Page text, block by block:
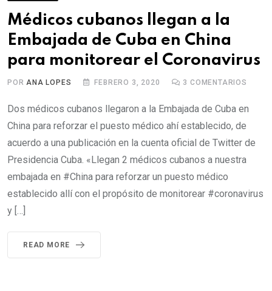
Médicos cubanos llegan a la
Embajada de Cuba en China
para monitorear el Coronavirus
PORANA LOPES FEBRERO 3, 2020 3 COMENTARIOS
Dos médicos cubanos llegaron a la Embajada de Cuba en
China para reforzar el puesto médico ahí establecido, de
acuerdo a una publicación en la cuenta oficial de Twitter de
Presidencia Cuba. «Llegan 2 médicos cubanos a nuestra
embajada en #China para reforzar un puesto médico
establecido allí con el propósito de monitorear #coronavirus
y […]
READ MORE